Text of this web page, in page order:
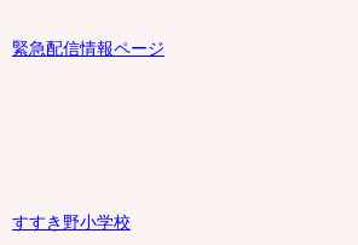
緊急配信情報ページ
すすき野小学校